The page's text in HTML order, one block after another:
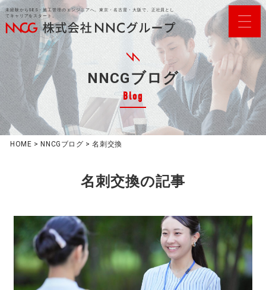
未経験からSES・施工管理のエンジニアへ。東京・名古屋・大阪で、正社員とし
てキャリアをスタート。
NNCGブログ
Blog
HOME > NNCGブログ >名刺交換
名刺交換の記事